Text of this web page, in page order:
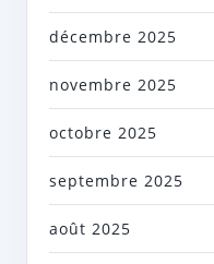
décembre 2025
novembre 2025
octobre 2025
septembre 2025
août 2025